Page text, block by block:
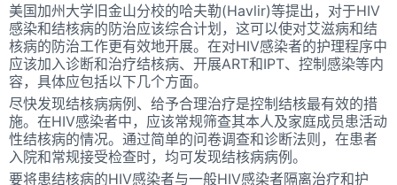
美国加州大学旧金山分校的哈夫勒(Havlir)等提出，对于HIV
感染和结核病的防治应该综合计划，这可以使对艾滋病和结
核病的防治工作更有效地开展。在对HIV感染者的护理程序中
应该加入诊断和治疗结核病、开展ART和IPT、控制感染等内
容，具体应包括以下几个方面。
尽快发现结核病病例、给予合理治疗是控制结核最有效的措
施。在HIV感染者中，应该常规筛查其本人及家庭成员患活动
性结核病的情况。通过简单的问卷调查和诊断法则，在患者
入院和常规接受检查时，均可发现结核病病例。
要将患结核病的HIV感染者与一般HIV感染者隔离治疗和护